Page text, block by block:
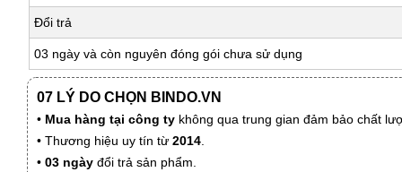
Đổi trả
03 ngày và còn nguyên đóng gói chưa sử dụng
07 LÝ DO CHỌN BINDO.VN
• Mua hàng tại công ty không qua trung gian đảm bảo chất
• Thương hiệu uy tín từ 2014.
• 03 ngày đổi trả sản phẩm.